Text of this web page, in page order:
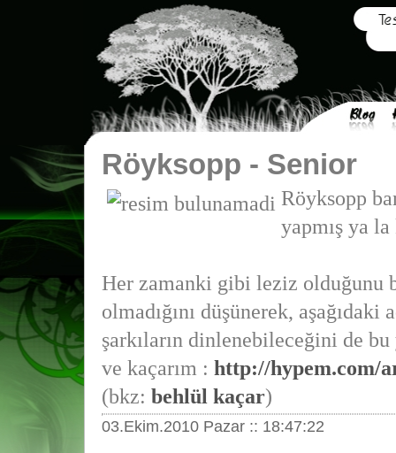
Röyksopp - Senior
Röyksopp
yapmış ya la
Her zamanki gibi leziz olduğunu
olmadığını düşünerek, aşağıdaki
şarkıların dinlenebileceğini de
ve kaçarım : http://hypem.com/
(bkz: behlül kaçar)
03.Ekim.2010 Pazar :: 18:47:22